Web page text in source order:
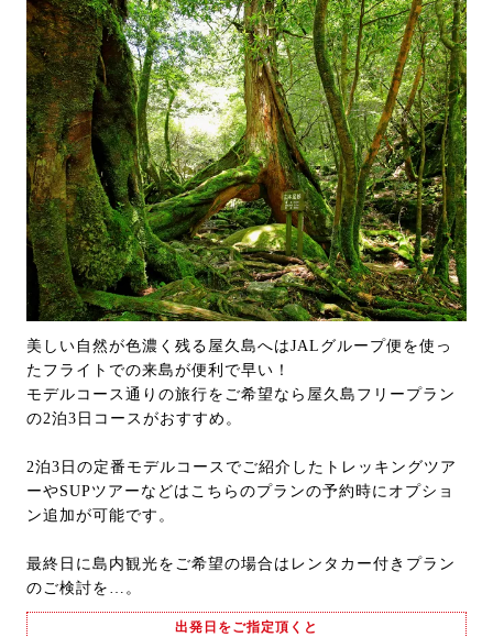
美しい自然が色濃く残る屋久島へはJALグループ便を使っ
たフライトでの来島が便利で早い！
モデルコース通りの旅行をご希望なら屋久島フリープラン
の2泊3日コースがおすすめ。
2泊3日の定番モデルコースでご紹介したトレッキングツア
ーやSUPツアーなどはこちらのプランの予約時にオプショ
ン追加が可能です。
最終日に島内観光をご希望の場合はレンタカー付きプラン
のご検討を…。
出発日をご指定頂くと